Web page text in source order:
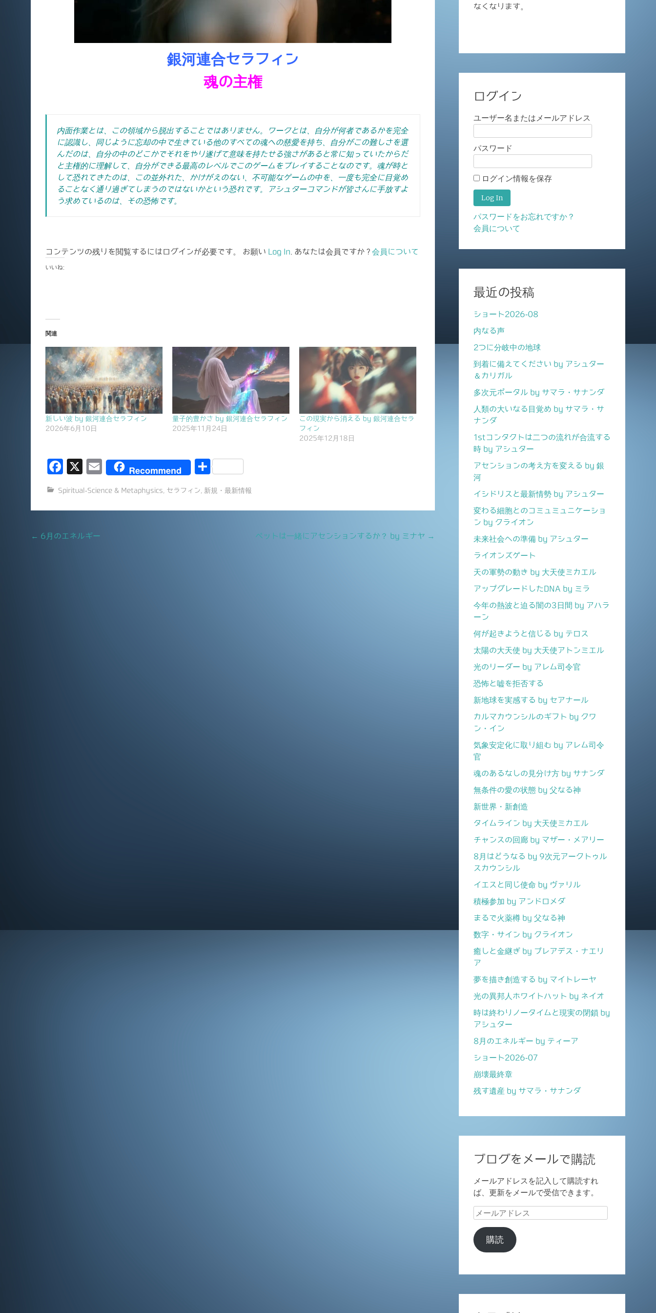
銀河連合セラフィン
魂の主権
内面作業とは、この領域から脱出することではありません。ワークとは、自分が何者であるかを完全
に認識し、同じように忘却の中で生きている他のすべての魂への慈愛を持ち、自分がこの難しさを選
んだのは、自分の中のどこかでそれをやり遂げて意味を持たせる強さがあると常に知っていたからだ
と主権的に理解して、自分ができる最高のレベルでこのゲームをプレイすることなのです。魂が時と
して恐れてきたのは、この並外れた、かけがえのない、不可能なゲームの中を、一度も完全に目覚め
ることなく通り過ぎてしまうのではないかという恐れです。
アシュターコマンドが皆さんに手放すよ
う求めているのは、その恐怖です。
コンテンツの残りを閲覧するにはログインが必要です。 お願い Log In . あなたは会員ですか ? 会員について
いいね:
関連
新しい波 by 銀河連合セラフィン
2026年6月10日
量子的豊かさ by 銀河連合セラフィン
2025年11月24日
この現実から消える by 銀河連合セラ
フィン
2025年12月18日
F
c
e
X
E
ai
l
Recommend
共
Spiritual-Science & Metaphysics セラフィン 新規・最新情報
Post
← 6月のエネルギー ペットは一緒にアセンションするか？ by ミナヤ →
なくなります。
ログイン
ユーザー名またはメールアドレス
パスワード
ログイン情報を保存
パスワードをお忘れですか？
会員について
最近の投稿
ショート2026-08
内なる声
2つに分岐中の地球
到着に備えてください by アシュター
＆カリガル
多次元ポータル by サマラ・サナンダ
人類の大いなる目覚め by サマラ・サ
ナンダ
1stコンタクトは二つの流れが合流する
時 by アシュター
アセンションの考え方を変える by 銀
河
イシドリスと最新情勢 by アシュター
変わる細胞とのコミュミュニケーショ
ン by クライオン
未来社会への準備 by アシュター
ライオンズゲート
天の軍勢の動き by 大天使ミカエル
アップグレードしたDNA by ミラ
今年の熱波と迫る闇の3日間 by アハラ
ーン
何が起きようと信じる by テロス
太陽の大天使 by 大天使アトンミエル
光のリーダー by アレム司令官
恐怖と嘘を拒否する
新地球を実感する by セアナール
カルマカウンシルのギフト by クワ
ン・イン
気象安定化に取り組む by アレム司令
官
魂のあるなしの見分け方 by サナンダ
無条件の愛の状態 by 父なる神
新世界・新創造
タイムライン by 大天使ミカエル
チャンスの回廊 by マザー・メアリー
8月はどうなる by 9次元アークトゥル
スカウンシル
イエスと同じ使命 by ヴァリル
積極参加 by アンドロメダ
まるで火薬樽 by 父なる神
数字・サイン by クライオン
癒しと金継ぎ by プレアデス・ナエリ
ア
夢を描き創造する by マイトレーヤ
光の異邦人ホワイトハット by ネイオ
時は終わりノータイムと現実の閉鎖 by
アシュター
8月のエネルギー by ティーア
ショート2026-07
崩壊最終章
残す遺産 by サマラ・サナンダ
ブログをメールで購読
メールアドレスを記入して購読すれ
ば、更新をメールで受信できます。
メ
ル
ア
購読